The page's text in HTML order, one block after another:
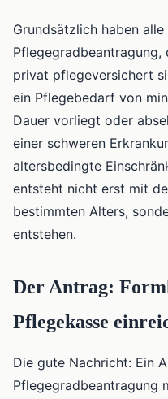
Grundsätzlich haben
privat pflegeversichert
ein Pflegebedarf von
Dauer vorliegt oder
einer schweren
altersbedingte
entsteht nicht erst mit
bestimmten Alters,
entstehen.
Der Antrag:
Pflegekasse
Die gute Nachricht: Ein
Pflegegradbeantragung